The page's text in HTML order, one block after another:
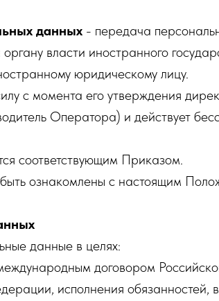
данных - передача
власти иностранного
юридическому лицу.
с момента его утверждения
Оператора) и действует
соответствующим Приказом.
ознакомлены с настоящим
данные в целях:
договором
исполнения обязанностей,